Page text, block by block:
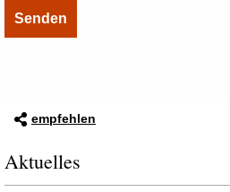
empfehlen
Aktuelles